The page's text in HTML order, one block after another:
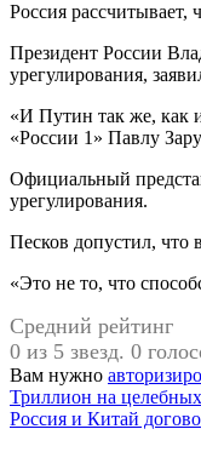
Россия
Президент России
урегулирования,
«И Путин так же, как
«России 1» Павлу
Официальный
урегулирования.
Песков допустил, что
«Это не то, что
Средний рейтинг
0 из 5 звезд. 0
Вам нужно
Навигация
по
Предыдущая
запись:
Триллион на
Следующая
Россия и Китай